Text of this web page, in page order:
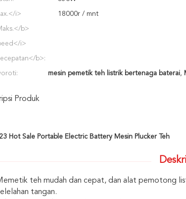
i>
b>
i>
b>:
18000r / mnt
mesin pemetik teh listrik bertenaga baterai,
Produk
Hot Sale Portable Electric Battery Mesin Plucker Teh
teh mudah dan cepat, dan alat pemotong
tangan.